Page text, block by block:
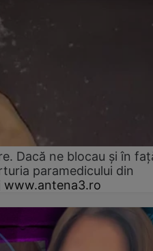
Dacă ne blocau şi în
paramedicului din
www.antena3.ro